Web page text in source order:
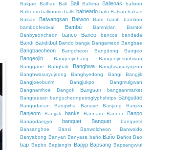
Balgae
Balhae Bali Ball Ballena Ballenas
balloon
Ballroom ballrooms balls balneario balo Balsan balsas
Balsas
Balwangsan Balwoo Bam bamb
bamboo
bamboofestival
Bambú Bamnidan
Bamtol
Banbyeoncheon
banco Banco bancos bandada
Bandi Banditbul Bando banga Bangameori Bangbae
Bangbaecheon Bangcheon Bangdong Bangeo
Bangeojin Bangeojinhang
Bangeojinsunhwan
Banggane
Banghak Banghwa
Banghwasuryujeon
Banghwasuryujeong
Banghyedong Bangi
Bangjik
Bangjoeoburim
Bangjukpo
Bangmulgwan
Bangnamhoe
Bangok Bangsan
bangsanmarket
Bangtaesan bangucheonpetroglyphshttps Bangudae
Bangudaean Bangwha Bangye Banjang Banjeo
Banjeom Banjjak banks Bannam Banner Banpo
Banpodaegyo banquet Banquet
banquets
Bansanghoe
Bansi Banwolcheon
Banwoldo
Banyabong Banyan Banyasa baño Baño Baños Bao
bap Bapbo Bapjangin Bapjip Bapsang Bapsangwiui